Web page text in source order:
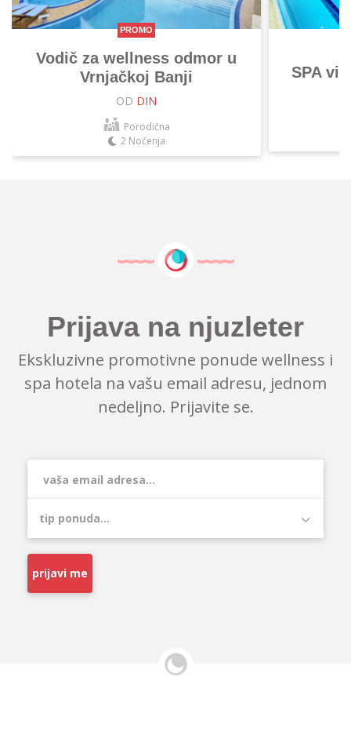
PROMO
Vodič za wellness odmor u
Vrnjačkoj Banji
OD DIN
Porodična
2 Noćenja
SPA
Prijava na njuzleter
Ekskluzivne promotivne ponude wellness i
spa hotela na vašu email adresu, jednom
nedeljno. Prijavite se.
prijavi me